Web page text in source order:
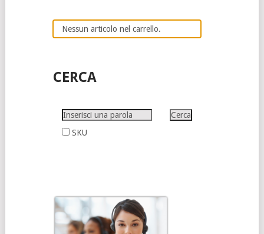
Nessun articolo nel carrello.
CERCA
SKU